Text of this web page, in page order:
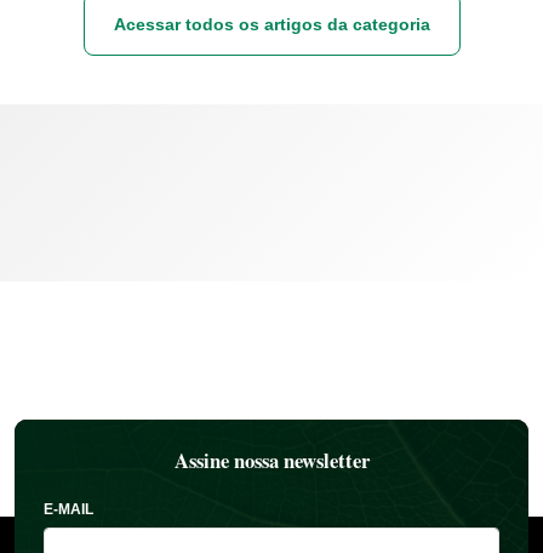
Acessar todos os artigos da categoria
Assine nossa newsletter
E-MAIL